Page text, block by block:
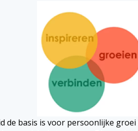
de basis is voor persoonlijke